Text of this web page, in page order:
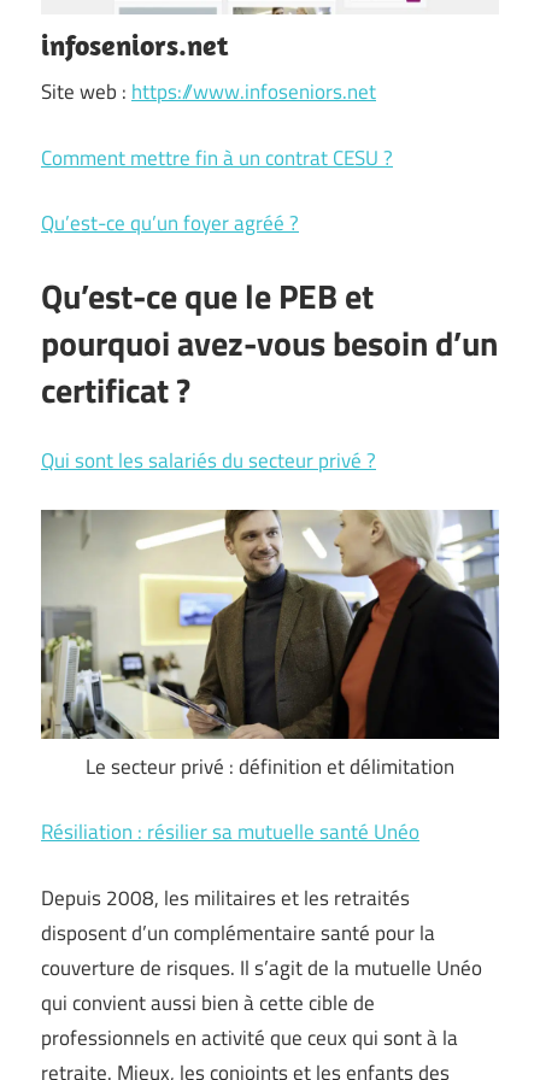
infoseniors.net
Site web :https://www.infoseniors.net
Comment mettre fin à un contrat CESU ?
Qu’est-ce qu’un foyer agréé ?
Qu’est-ce que le PEB et
pourquoi avez-vous besoin d’un
certificat ?
Qui sont les salariés du secteur privé ?
Le secteur privé : définition et délimitation
Résiliation : résilier sa mutuelle santé Unéo
Depuis 2008, les militaires et les retraités
disposent d’un complémentaire santé pour la
couverture de risques. Il s’agit de la mutuelle Unéo
qui convient aussi bien à cette cible de
professionnels en activité que ceux qui sont à la
retraite. Mieux, les conjoints et les enfants des